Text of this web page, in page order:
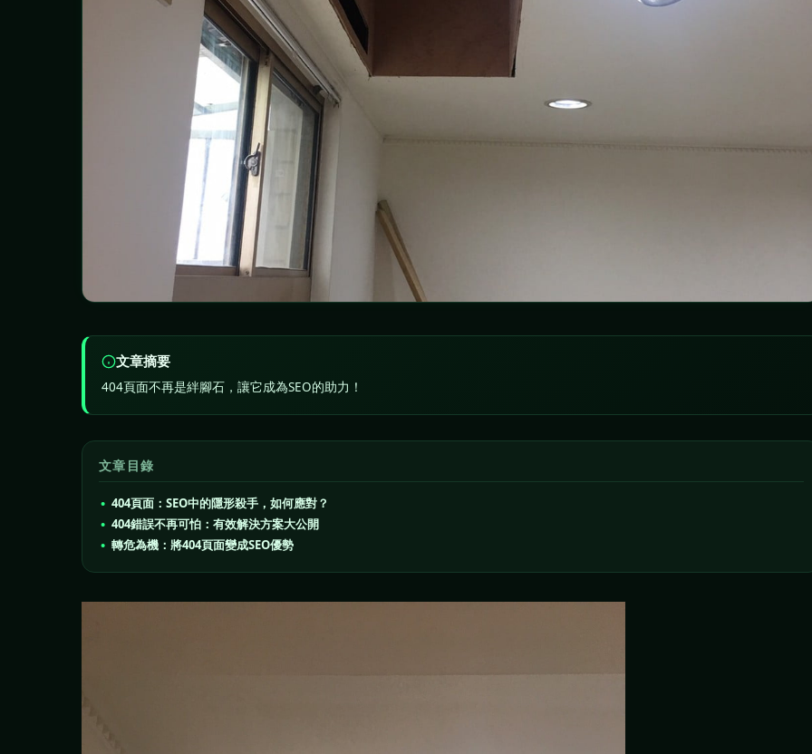
文章摘要
404頁面不再是絆腳石，讓它成為SEO的助力！
文章目錄
404頁面：SEO中的隱形殺手，如何應對？
404錯誤不再可怕：有效解決方案大公開
轉危為機：將404頁面變成SEO優勢